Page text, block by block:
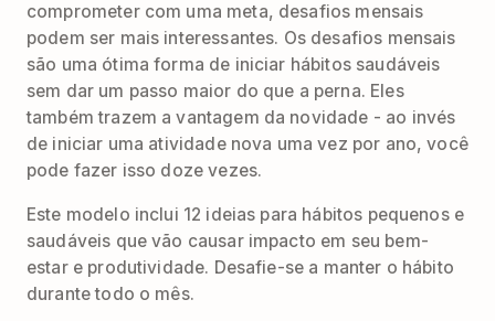
comprometer com uma meta, desafios mensais
podem ser mais interessantes. Os desafios mensais
são uma ótima forma de iniciar hábitos saudáveis
sem dar um passo maior do que a perna. Eles
também trazem a vantagem da novidade - ao invés
de iniciar uma atividade nova uma vez por ano, você
pode fazer isso doze vezes.
Este modelo inclui 12 ideias para hábitos pequenos e
saudáveis que vão causar impacto em seu bem-
estar e produtividade. Desafie-se a manter o hábito
durante todo o mês.